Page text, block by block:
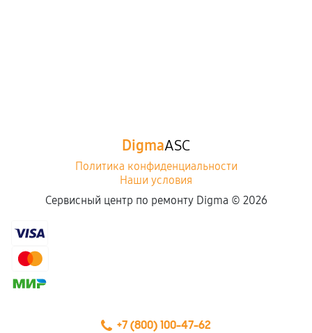
DigmaASC
Политика конфиденциальности
Наши условия
Сервисный центр по ремонту Digma © 2026
+7 (800) 100-47-62